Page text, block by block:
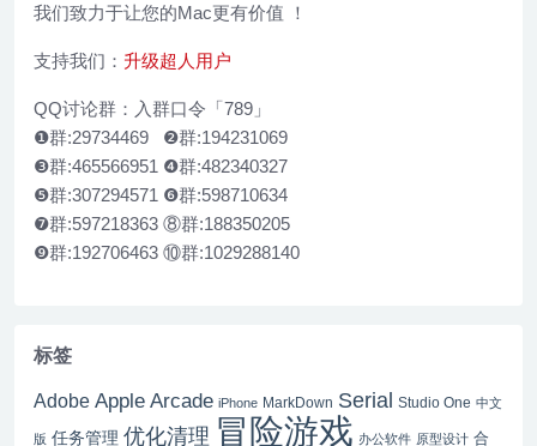
我们致力于让您的Mac更有价值 ！
支持我们： 升级超人用户
QQ讨论群：入群口令「789」
❶群:29734469 ❷群:194231069
❸群:465566951 ❹群:482340327
❺群:307294571 ❻群:598710634
❼群:597218363 ⑧群:188350205
❾群:192706463 ⑩群:1029288140
标签
Adobe Apple Arcade iPhone MarkDown Serial Studio One 中文
版 任务管理 优化清理 冒险游戏 办公软件 原型设计 合